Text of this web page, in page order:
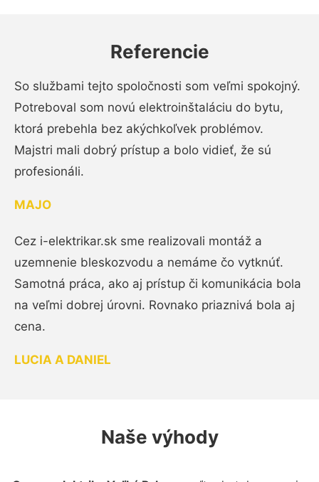
Referencie
So službami tejto spoločnosti som veľmi spokojný.
Potreboval som novú elektroinštaláciu do bytu,
ktorá prebehla bez akýchkoľvek problémov.
Majstri mali dobrý prístup a bolo vidieť, že sú
profesionáli.
MAJO
Cez i-elektrikar.sk sme realizovali montáž a
uzemnenie bleskozvodu a nemáme čo vytknúť.
Samotná práca, ako aj prístup či komunikácia bola
na veľmi dobrej úrovni. Rovnako priaznivá bola aj
cena.
LUCIA A DANIEL
Naše výhody